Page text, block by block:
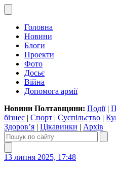
Головна
Новини
Блоги
Проекти
Фото
Досьє
Війна
Допомога армії
Новини Полтавщини: Події|
бізнес | Спорт | Суспільство |
Здоров’я | Цікавинки | Архів
13 липня 2025, 17:48